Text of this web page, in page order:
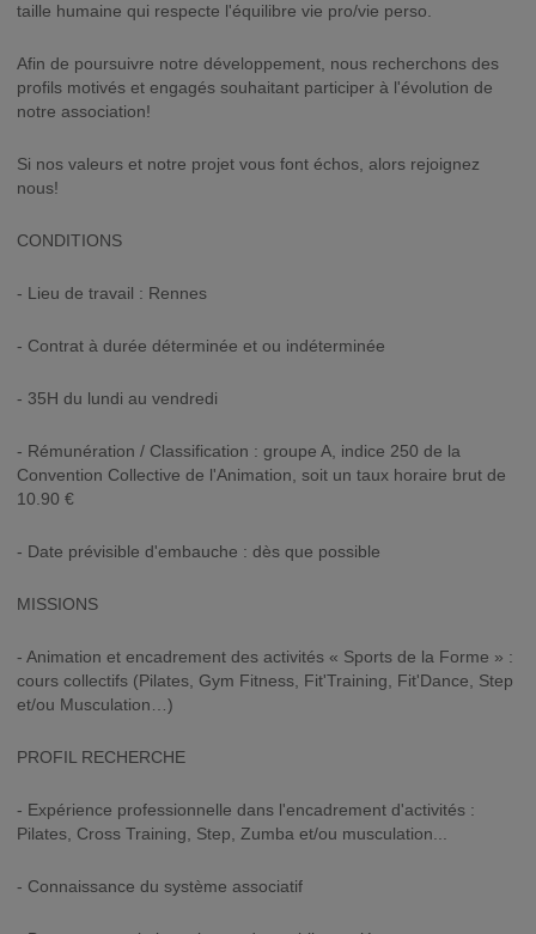
taille humaine qui respecte l'équilibre vie pro/vie perso.
Afin de poursuivre notre développement, nous recherchons des
profils motivés et engagés souhaitant participer à l'évolution de
notre association!
Si nos valeurs et notre projet vous font échos, alors rejoignez
nous!
CONDITIONS
- Lieu de travail : Rennes
- Contrat à durée déterminée et ou indéterminée
- 35H du lundi au vendredi
- Rémunération / Classification : groupe A, indice 250 de la
Convention Collective de l'Animation, soit un taux horaire brut de
10.90 €
- Date prévisible d'embauche : dès que possible
MISSIONS
- Animation et encadrement des activités « Sports de la Forme » :
cours collectifs (Pilates, Gym Fitness, Fit'Training, Fit'Dance, Step
et/ou Musculation…)
PROFIL RECHERCHE
- Expérience professionnelle dans l'encadrement d'activités :
Pilates, Cross Training, Step, Zumba et/ou musculation...
- Connaissance du système associatif